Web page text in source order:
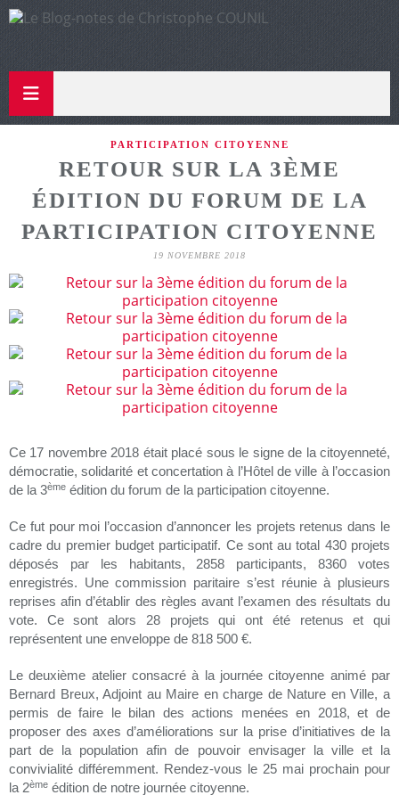
PARTICIPATION CITOYENNE
RETOUR SUR LA 3ÈME
ÉDITION DU FORUM DE LA
PARTICIPATION CITOYENNE
19 NOVEMBRE 2018
Ce 17 novembre 2018 était placé sous le signe de la citoyenneté,
démocratie, solidarité et concertation à l’Hôtel de ville à l’occasion
de la 3ème édition du forum de la participation citoyenne.
Ce fut pour moi l’occasion d’annoncer les projets retenus dans le
cadre du premier budget participatif. Ce sont au total 430 projets
déposés par les habitants, 2858 participants, 8360 votes
enregistrés. Une commission paritaire s’est réunie à plusieurs
reprises afin d’établir des règles avant l’examen des résultats du
vote. Ce sont alors 28 projets qui ont été retenus et qui
représentent une enveloppe de 818 500 €.
Le deuxième atelier consacré à la journée citoyenne animé par
Bernard Breux, Adjoint au Maire en charge de Nature en Ville, a
permis de faire le bilan des actions menées en 2018, et de
proposer des axes d’améliorations sur la prise d’initiatives de la
part de la population afin de pouvoir envisager la ville et la
convivialité différemment. Rendez-vous le 25 mai prochain pour
la 2ème édition de notre journée citoyenne.